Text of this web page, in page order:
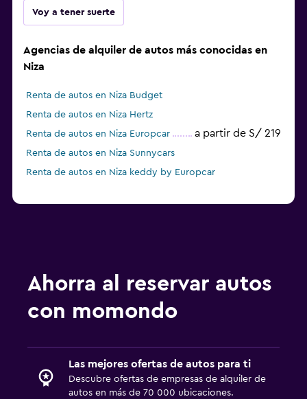
Voy a tener suerte
Agencias de alquiler de autos más conocidas en
Niza
Renta de autos en Niza Budget
Renta de autos en Niza Hertz
Renta de autos en Niza Europcar
a partir de S/ 219
Renta de autos en Niza Sunnycars
Renta de autos en Niza keddy by Europcar
Ahorra al reservar autos
con momondo
Las mejores ofertas de autos para ti
Descubre ofertas de empresas de alquiler de
autos en más de 70 000 ubicaciones.